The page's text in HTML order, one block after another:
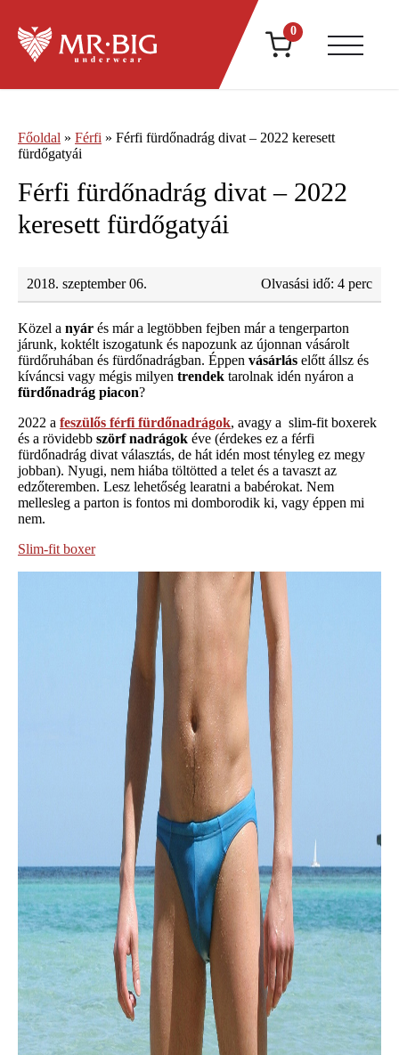
0
Főoldal » Férfi » Férfi fürdőnadrág divat – 2022 keresett
fürdőgatyái
Férfi fürdőnadrág divat – 2022
keresett fürdőgatyái
2018. szeptember 06. Olvasási idő: 4 perc
Közel a nyár és már a legtöbben fejben már a tengerparton
járunk, koktélt iszogatunk és napozunk az újonnan vásárolt
fürdőruhában és fürdőnadrágban. Éppen vásárlás előtt állsz és
kíváncsi vagy mégis milyen trendek tarolnak idén nyáron a
fürdőnadrág piacon?
2022 a feszülős férfi fürdőnadrágok, avagy a slim-fit boxerek
és a rövidebb szörf nadrágok éve (érdekes ez a férfi
fürdőnadrág divat választás, de hát idén most tényleg ez megy
jobban). Nyugi, nem hiába töltötted a telet és a tavaszt az
edzőteremben. Lesz lehetőség learatni a babérokat. Nem
mellesleg a parton is fontos mi domborodik ki, vagy éppen mi
nem.
Slim-fit boxer